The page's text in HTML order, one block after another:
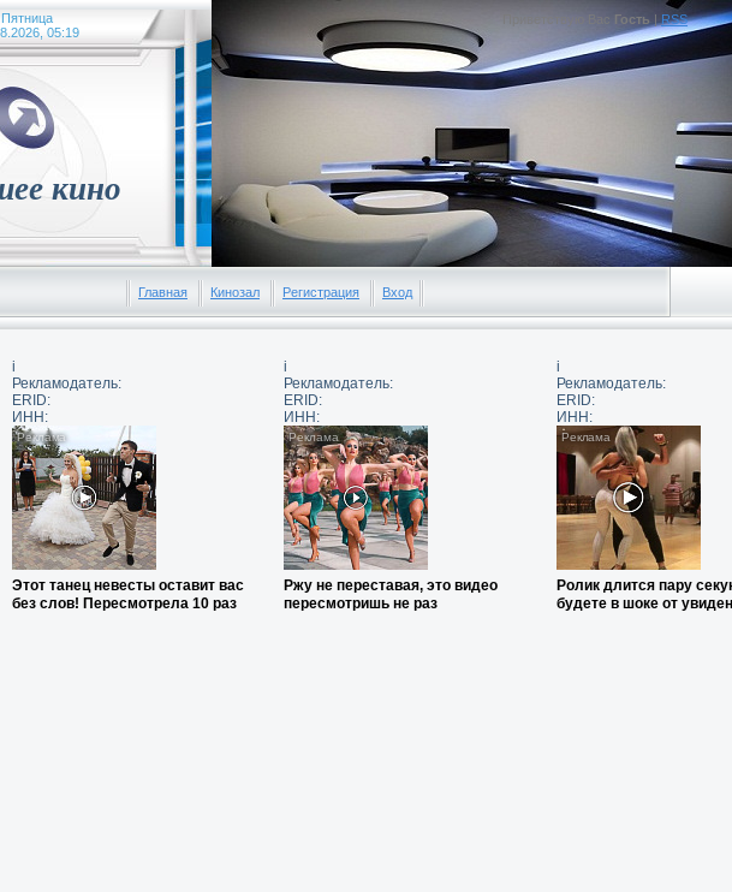
Пятница
05:19
кино
Приветствую Вас Гость |RSS
Главная Кинозал Регистрация Вход
i
Рекламодатель:
ERID:
ИНН:
Этот танец невесты оставит вас
без слов! Пересмотрела 10 раз
i
Рекламодатель:
ERID:
ИНН:
Ржу не переставая, это видео
пересмотришь не раз
i
Рекламодатель:
ERID:
ИНН:
Ролик длится пару
будете в шоке от